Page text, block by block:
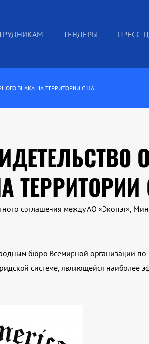
ТЕНДЕРЫ ПРЕСС-
ЗНАКА НА ТЕРРИТОРИИ США
соглашения между АО «Экопэт»,
бюро Всемирной организации по
системе, являющейся наиболее